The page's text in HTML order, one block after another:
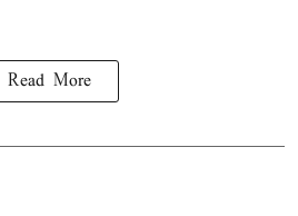
Read More